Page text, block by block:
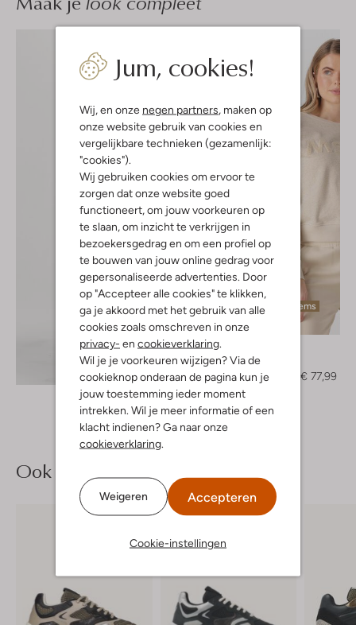
Jum, cookies!
Wij, en onze negen partners , maken op
onze website gebruik van cookies en
vergelijkbare technieken (gezamenlijk:
"cookies").
Wij gebruiken cookies om ervoor te
zorgen dat onze website goed
functioneert, om jouw voorkeuren op
te slaan, om inzicht te verkrijgen in
bezoekersgedrag en om een profiel op
te bouwen van jouw online gedrag voor
gepersonaliseerde advertenties. Door
op "Accepteer alle cookies" te klikken,
ga je akkoord met het gebruik van alle
cookies zoals omschreven in onze
privacy- en cookieverklaring
Wil je je voorkeuren wijzigen? Via de
cookieknop onderaan de pagina kun je
jouw toestemming ieder moment
intrekken. Wil je meer informatie of een
klacht indienen? Ga naar onze
cookieverklaring
Weigeren Accepteren
Cookie-instellingen
Ontdek de look
Laatste items
Trui
€ 129,99
€ 77,99
Ook iets voor jou?